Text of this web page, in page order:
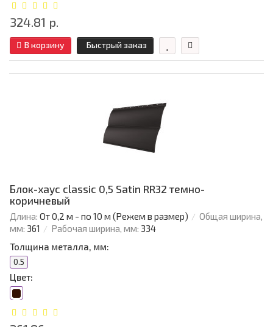
324.81 р.
В корзину Быстрый заказ
Блок-хаус classic 0,5 Satin RR32 темно-
коричневый
Длина: От 0,2 м - по 10 м (Режем в размер)
Общая ширина,
мм: 361 Рабочая ширина, мм: 334
Толщина металла, мм:
0.5
Цвет: